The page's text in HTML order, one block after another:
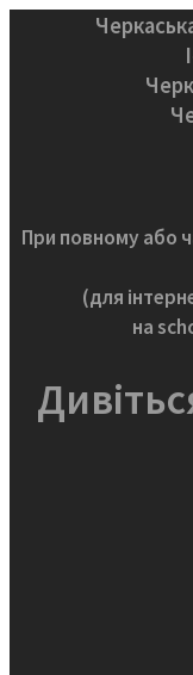
При повному або
(для
на